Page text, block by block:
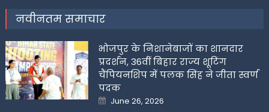
नवीनतम समाचार
भोजपुर के निशानेबाजों का शानदार
प्रदर्शन, 36वीं बिहार राज्य शूटिंग
चैंपियनशिप में पलक सिंह ने जीता स्वर्ण
पदक
Posted
on
June 26, 2026